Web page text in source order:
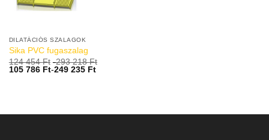
DILATÁCIÓS SZALAGOK
Sika PVC fugaszalag
124 454Ft -293 218Ft
105 786 Ft-249 235 Ft